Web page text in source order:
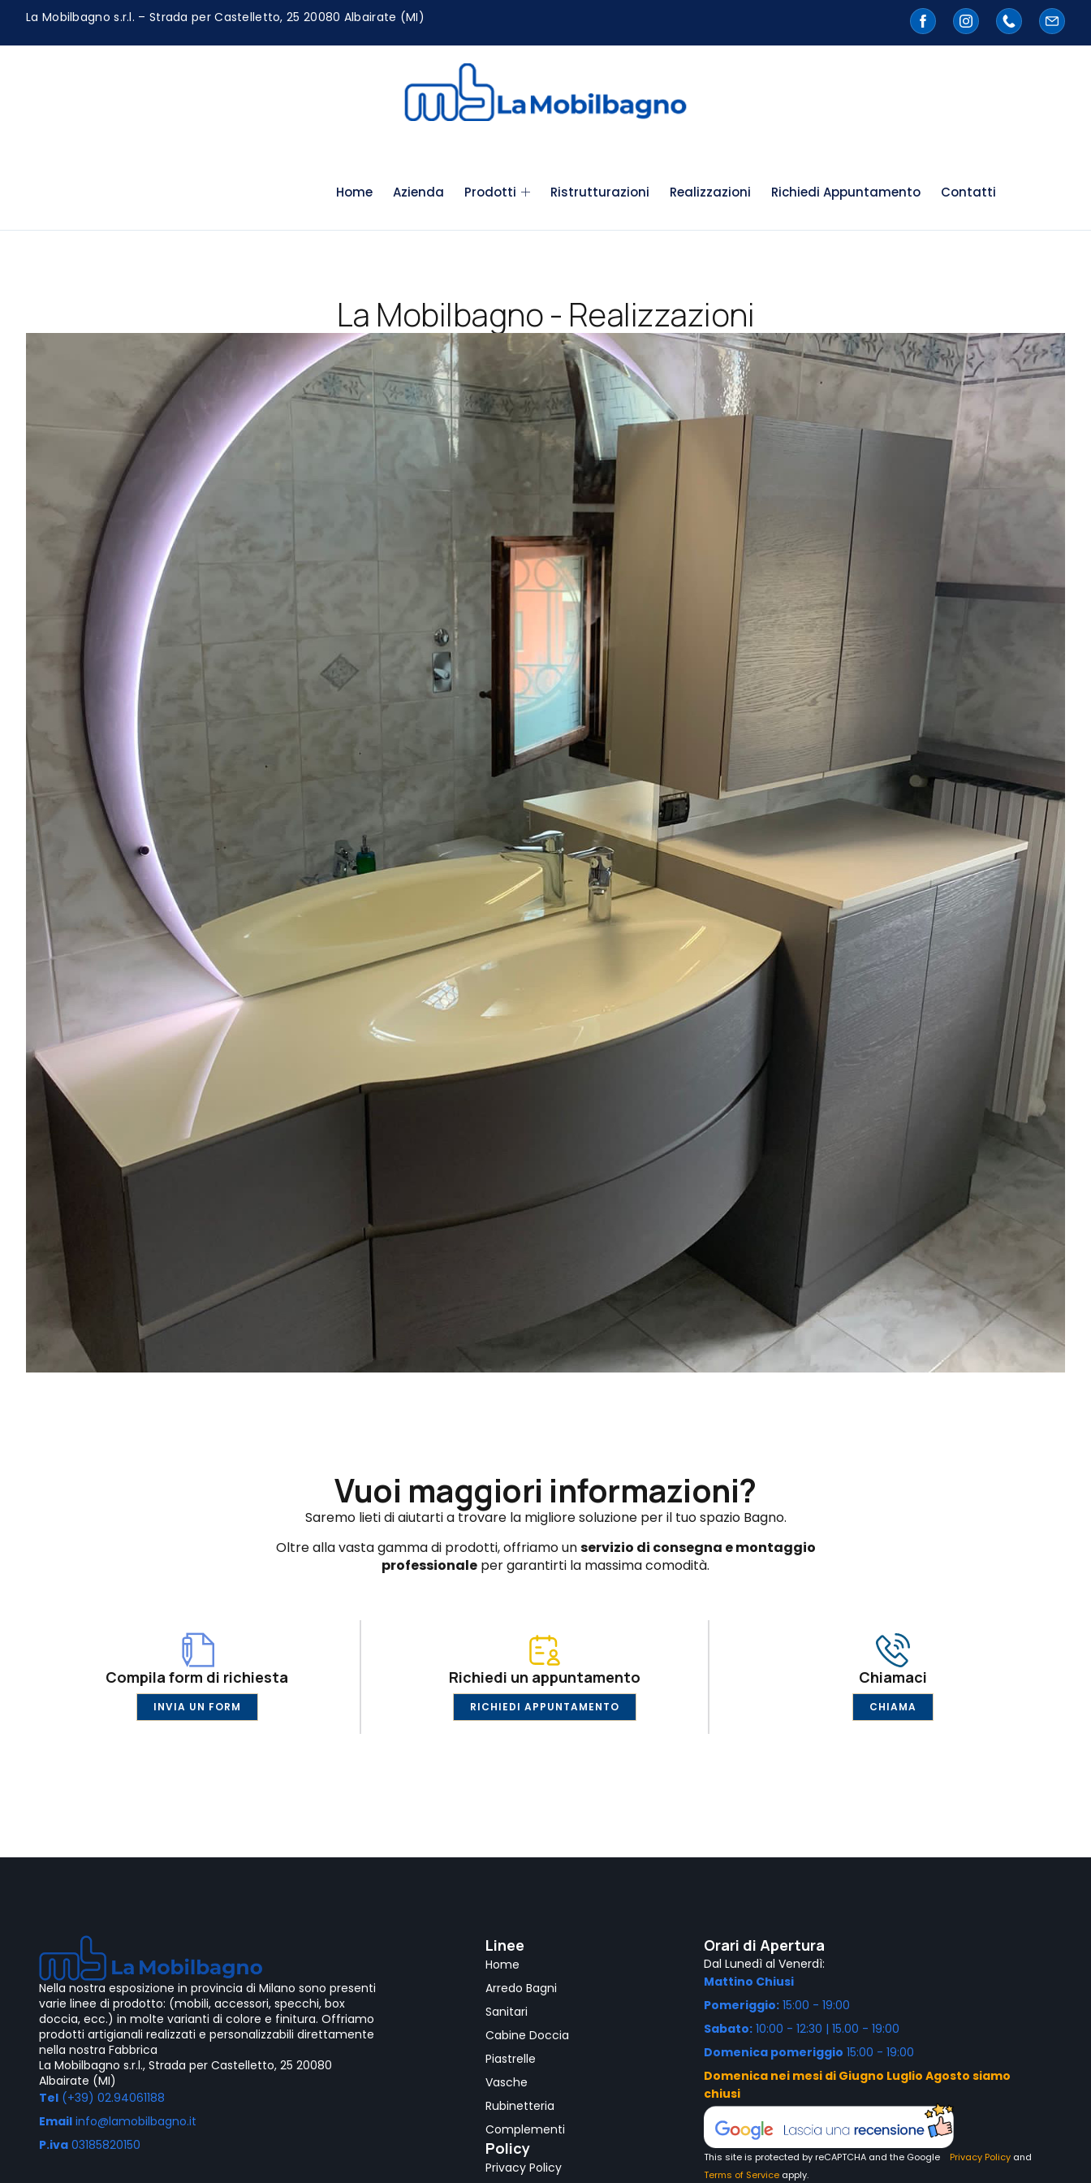
La Mobilbagno s.r.l. – Strada per Castelletto, 25 20080 Albairate (MI)
Home Azienda Prodotti Ristrutturazioni Realizzazioni Richiedi Appuntamento Contatti
La Mobilbagno - Realizzazioni
Vuoi maggiori informazioni?
Saremo lieti di aiutarti a trovare la migliore soluzione per il tuo spazio Bagno.
Oltre alla vasta gamma di prodotti, offriamo unservizio di consegna e montaggio
professionale per garantirti la massima comodità.
Compila form di richiesta
INVIA UN FORM
Richiedi un appuntamento
RICHIEDI APPUNTAMENTO
Chiamaci
CHIAMA
Nella nostra esposizione in provincia di Milano sono presenti
varie linee di prodotto: (mobili, accessori, specchi, box
doccia, ecc.) in molte varianti di colore e finitura. Offriamo
prodotti artigianali realizzati e personalizzabili direttamente
nella nostra Fabbrica
La Mobilbagno s.r.l., Strada per Castelletto, 25 20080
Albairate (MI)
Tel (+39) 02.94061188
Email info@lamobilbagno.it
P.iva 03185820150
Linee
Home
Arredo Bagni
Sanitari
Cabine Doccia
Piastrelle
Vasche
Rubinetteria
Complementi
Policy
Privacy Policy
Orari di Apertura
Dal Lunedì al Venerdì:
Mattino Chiusi
Pomeriggio: 15:00 - 19:00
Sabato: 10:00 - 12:30 | 15.00 - 19:00
Domenica pomeriggio 15:00 - 19:00
Domenica nei mesi di Giugno Luglio Agosto siamo
chiusi
This site is protected by reCAPTCHA and the Google Privacy Policy and
Terms of Service apply.